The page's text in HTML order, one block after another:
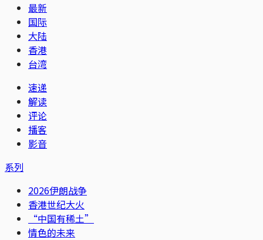
最新
国际
大陆
香港
台湾
速递
解读
评论
播客
影音
系列
2026伊朗战争
香港世纪大火
“中国有稀土”
情色的未来